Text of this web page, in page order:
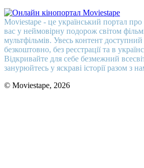
Moviestape - це український портал
вас у неймовірну подорож світом
мультфільмів. Увесь контент
безкоштовно, без реєстрації та в
Відкривайте для себе безмежний
занурюйтесь у яскраві історії разом з
© Moviestape, 2026